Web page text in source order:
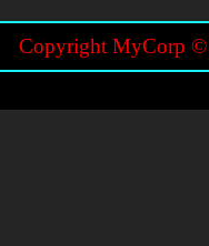
Copyright MyCorp